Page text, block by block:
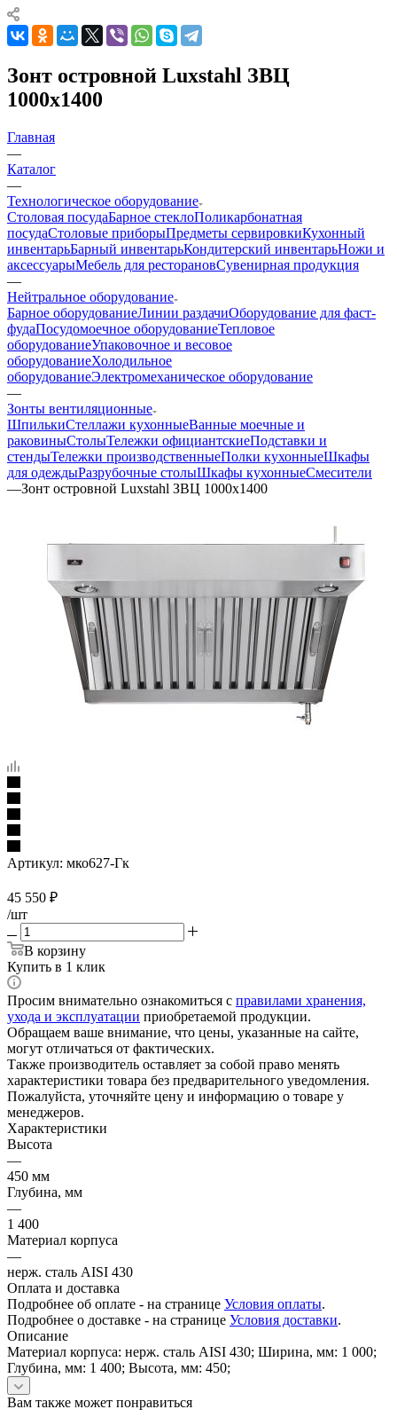
Зонт островной Luxstahl ЗВЦ
1000х1400
Главная
—
Каталог
—
Технологическое оборудование
Столовая посудаБарное стеклоПоликарбонатная
посудаСтоловые приборыПредметы сервировкиКухонный
инвентарьБарный инвентарьКондитерский инвентарьНожи и
аксессуарыМебель для ресторановСувенирная продукция
—
Нейтральное оборудование
Барное оборудованиеЛинии раздачиОборудование для фаст-
фудаПосудомоечное оборудованиеТепловое
оборудованиеУпаковочное и весовое
оборудованиеХолодильное
оборудованиеЭлектромеханическое оборудование
—
Зонты вентиляционные
ШпилькиСтеллажи кухонныеВанные моечные и
раковиныСтолыТележки официантскиеПодставки и
стендыТележки производственныеПолки кухонныеШкафы
для одеждыРазрубочные столыШкафы кухонныеСмесители
—Зонт островной Luxstahl ЗВЦ 1000х1400
Артикул: мко627-Гк
45 550 ₽
/шт
В корзину
Купить в 1 клик
Просим внимательно ознакомиться с правилами хранения,
ухода и эксплуатации приобретаемой продукции.
Обращаем ваше внимание, что цены, указанные на сайте,
могут отличаться от фактических.
Также производитель оставляет за собой право менять
характеристики товара без предварительного уведомления.
Пожалуйста, уточняйте цену и информацию о товаре у
менеджеров.
Характеристики
Высота
—
450 мм
Глубина, мм
—
1 400
Материал корпуса
—
нерж. сталь AISI 430
Оплата и доставка
Подробнее об оплате - на странице Условия оплаты.
Подробнее о доставке - на странице Условия доставки.
Описание
Материал корпуса: нерж. сталь AISI 430; Ширина, мм: 1 000;
Глубина, мм: 1 400; Высота, мм: 450;
Вам также может понравиться